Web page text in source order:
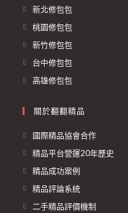
新北修包包
桃園修包包
新竹修包包
台中修包包
高雄修包包
關於翻翻精品
國際精品協會合作
精品平台營運20年歷史
精品成功案例
精品評論系統
二手精品評價機制